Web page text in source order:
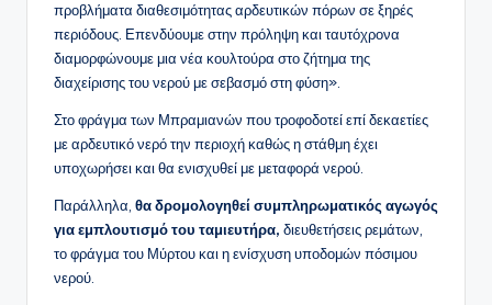
προβλήματα διαθεσιμότητας αρδευτικών πόρων σε ξηρές
περιόδους. Επενδύουμε στην πρόληψη και ταυτόχρονα
διαμορφώνουμε μια νέα κουλτούρα στο ζήτημα της
διαχείρισης του νερού με σεβασμό στη φύση».
Στο φράγμα των Μπραμιανών που τροφοδοτεί επί δεκαετίες
με αρδευτικό νερό την περιοχή καθώς η στάθμη έχει
υποχωρήσει και θα ενισχυθεί με μεταφορά νερού.
Παράλληλα, θα δρομολογηθεί συμπληρωματικός αγωγός
για εμπλουτισμό του ταμιευτήρα, διευθετήσεις ρεμάτων,
το φράγμα του Μύρτου και η ενίσχυση υποδομών πόσιμου
νερού.